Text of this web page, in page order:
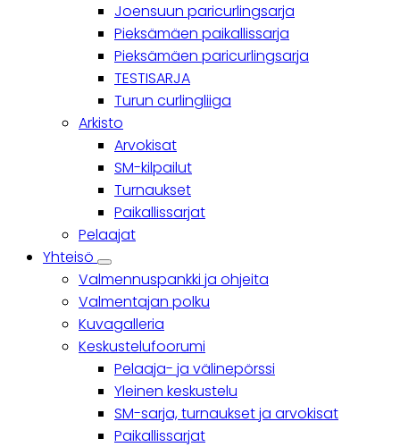
Joensuun paricurlingsarja
Pieksämäen paikallissarja
Pieksämäen paricurlingsarja
TESTISARJA
Turun curlingliiga
Arkisto
Arvokisat
SM-kilpailut
Turnaukset
Paikallissarjat
Pelaajat
Yhteisö
Yhteisö
sub-
navigation
Valmennuspankki ja ohjeita
Valmentajan polku
Kuvagalleria
Keskustelufoorumi
Pelaaja- ja välinepörssi
Yleinen keskustelu
SM-sarja, turnaukset ja arvokisat
Paikallissarjat